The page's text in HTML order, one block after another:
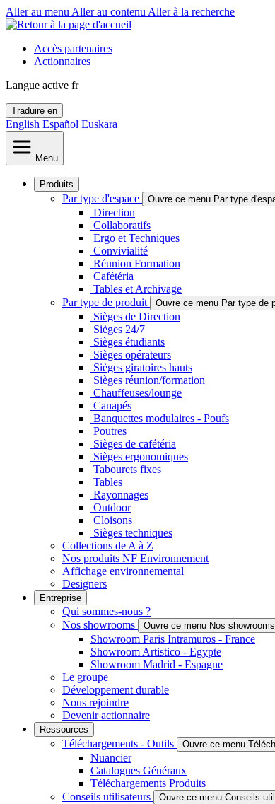
Aller au menu Aller au contenu Aller à la recherche
Accès partenaires
Actionnaires
Langue active fr
Traduire en
English Español Euskara
Menu
Produits
Par type d'espace Ouvre ce menu Par type
Direction
Collaboratifs
Ergo et Techniques
Convivialité
Réunion Formation
Cafétéria
Tables et Archivage
Par type de produit
Ouvre ce menu Par type de
Sièges de Direction
Sièges 24/7
Sièges étudiants
Sièges opérateurs
Sièges giratoires hauts
Sièges réunion/formation
Chauffeuses/lounge
Canapés
Banquettes modulaires - Poufs
Poutres
Sièges de cafétéria
Sièges ergonomiques
Tabourets fixes
Tables
Rayonnages
Outdoor
Cloisons
Sièges techniques
Collections de A à Z
Nos produits NF Environnement
Affichage environnemental
Designers
Entreprise
Qui sommes-nous ?
Nos showrooms
Ouvre ce menu Nos showrooms
Showroom Paris Intramuros - France
Showroom Artistico - Egypte
Showroom Madrid - Espagne
Le groupe
Développement durable
Nous rejoindre
Devenir actionnaire
Ressources
Téléchargements - Outils Ouvre ce menu
Nuancier
Catalogues Généraux
Téléchargements Produits
Conseils utilisateurs
Ouvre ce menu Conseils